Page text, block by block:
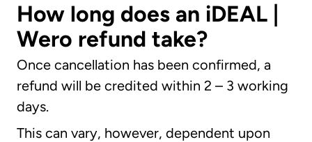
How long does an iDEAL |
Wero refund take?
Once cancellation has been confirmed, a
refund will be credited within 2 – 3 working
days.
This can vary, however, dependent upon